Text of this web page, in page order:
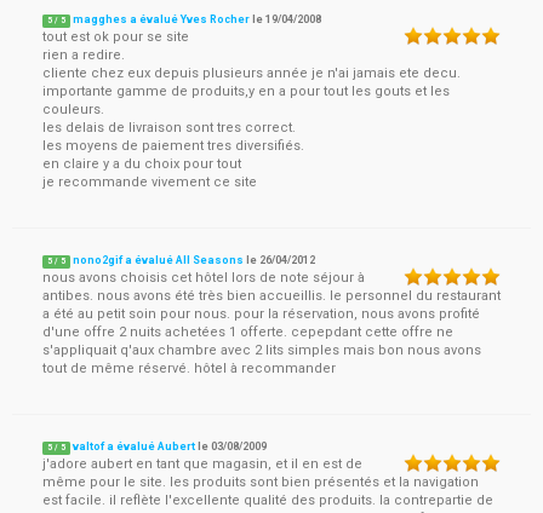
5 / 5 magghes a évalué Yves Rocher le19/04/2008
tout est ok pour se site
rien a redire.
cliente chez eux depuis plusieurs année je n'ai jamais ete decu.
importante gamme de produits,y en a pour tout les gouts et les
couleurs.
les delais de livraison sont tres correct.
les moyens de paiement tres diversifiés.
en claire y a du choix pour tout
je recommande vivement ce site
5 / 5 nono2gif a évalué All Seasons le 26/04/2012
nous avons choisis cet hôtel lors de note séjour à
antibes. nous avons été très bien accueillis. le personnel du restaurant
a été au petit soin pour nous. pour la réservation, nous avons profité
d'une offre 2 nuits achetées 1 offerte. cepepdant cette offre ne
s'appliquait q'aux chambre avec 2 lits simples mais bon nous avons
tout de même réservé. hôtel à recommander
5 / 5 valtof a évalué Aubert le03/08/2009
j'adore aubert en tant que magasin, et il en est de
même pour le site. les produits sont bien présentés et la navigation
est facile. il reflète l'excellente qualité des produits. la contrepartie de